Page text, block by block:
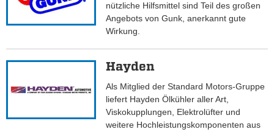
nützliche Hilfsmittel sind Teil des großen
Angebots von Gunk, anerkannt gute
Wirkung.
Hayden
Als Mitglied der Standard Motors-Gruppe
liefert Hayden Ölkühler aller Art,
Viskokupplungen, Elektrolüfter und
weitere Hochleistungskomponenten aus